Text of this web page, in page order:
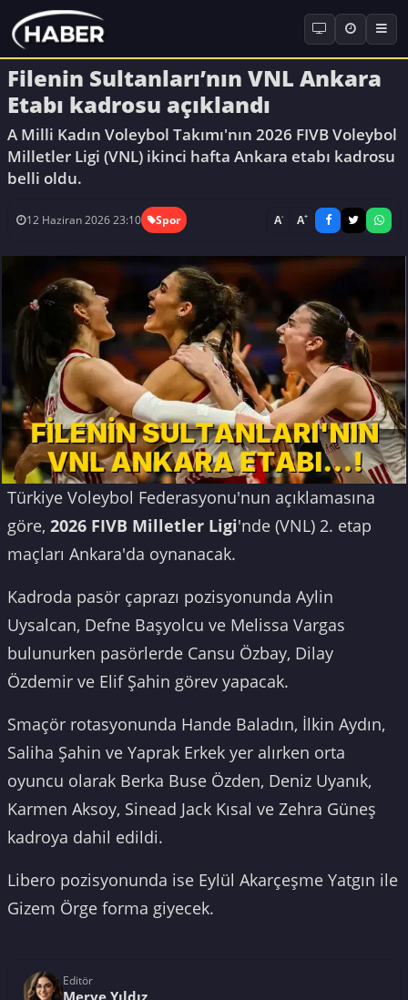
Filenin Sultanları’nın VNL Ankara
Etabı kadrosu açıklandı
A Milli Kadın Voleybol Takımı'nın 2026 FIVB Voleybol
Milletler Ligi (VNL) ikinci hafta Ankara etabı kadrosu
belli oldu.
12 Haziran 2026 23:10 Spor A- A+
Türkiye Voleybol Federasyonu'nun açıklamasına
göre, 2026 FIVB Milletler Ligi'nde (VNL) 2. etap
maçları Ankara'da oynanacak.
Kadroda pasör çaprazı pozisyonunda Aylin
Uysalcan, Defne Başyolcu ve Melissa Vargas
bulunurken pasörlerde Cansu Özbay, Dilay
Özdemir ve Elif Şahin görev yapacak.
Smaçör rotasyonunda Hande Baladın, İlkin Aydın,
Saliha Şahin ve Yaprak Erkek yer alırken orta
oyuncu olarak Berka Buse Özden, Deniz Uyanık,
Karmen Aksoy, Sinead Jack Kısal ve Zehra Güneş
kadroya dahil edildi.
Libero pozisyonunda ise Eylül Akarçeşme Yatgın ile
Gizem Örge forma giyecek.
Editör